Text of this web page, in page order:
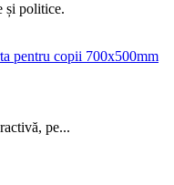
și politice.
pe...